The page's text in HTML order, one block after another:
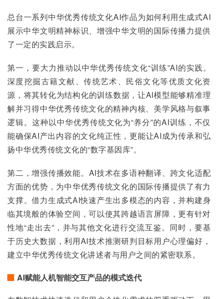
总台一系列中华优秀传统文化AI作品为如何利用生成式AI
展示中华文明精神标识、增强中华文明的国际传播力提供
了一定的实践启示。
第一，要大力推动以中华优秀传统文化“训练”AI的实践。
深度挖掘古籍文献、传统艺术、民俗文化等优质文化资
源，将其转化为结构化的训练数据，让AI模型能够精准理
解并习得中华优秀传统文化的精神内核、美学风格与叙事
逻辑。这种以中华优秀传统文化为“养分”的AI训练，不仅
能确保AI产出内容的文化纯正性，更能让AI成为传承和弘
扬中华优秀传统文化的“数字基因库”。
第二，增强传播效能。AI技术在多语种翻译、跨文化适配
方面的优势，为中华优秀传统文化的国际传播提供了有力
支撑。借力生成式AI快速产生出多模态的内容，并构建身
临其境般的体验空间，可以使其跨越语言屏障，更有针对
性地“走出去”，并与其他文化进行交流互鉴。同时，要基
于历史大数据，利用AI技术推测研判目标用户心理偏好，
建立中华优秀传统文化讲述者与用户之间的紧密联系。
AI赋能人机智能交互产品的模式迭代